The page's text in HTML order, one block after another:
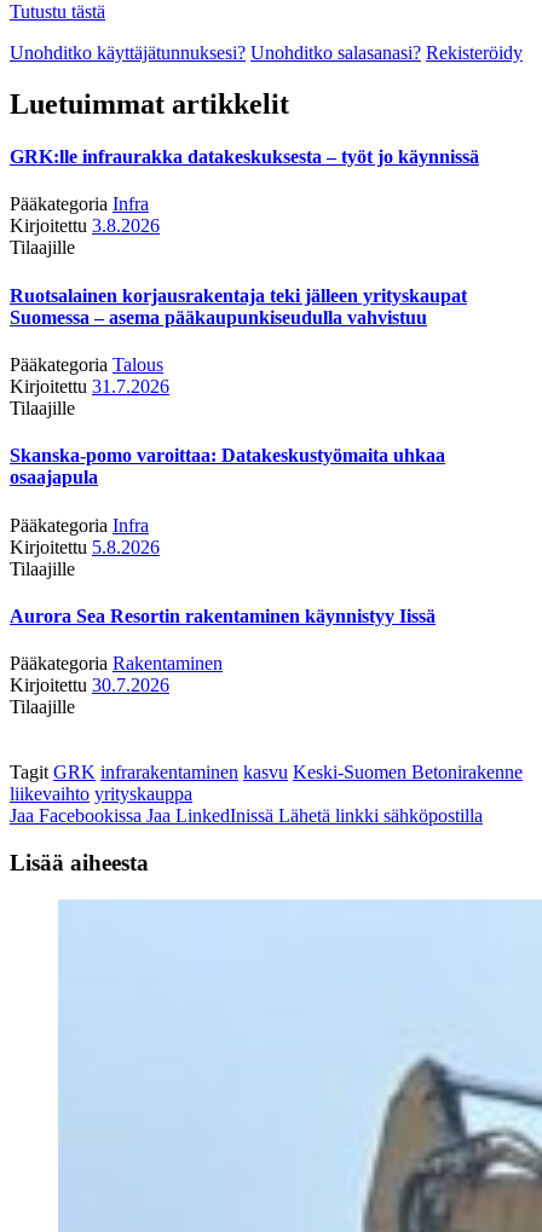
Tutustu tästä
Unohditko käyttäjätunnuksesi? Unohditko salasanasi? Rekisteröidy
Luetuimmat artikkelit
GRK:lle infraurakka datakeskuksesta – työt jo käynnissä
Pääkategoria Infra
Kirjoitettu 3.8.2026
Tilaajille
Ruotsalainen korjausrakentaja teki jälleen yrityskaupat
Suomessa – asema pääkaupunkiseudulla vahvistuu
Pääkategoria Talous
Kirjoitettu 31.7.2026
Tilaajille
Skanska-pomo varoittaa: Datakeskustyömaita uhkaa
osaajapula
Pääkategoria Infra
Kirjoitettu 5.8.2026
Tilaajille
Aurora Sea Resortin rakentaminen käynnistyy Iissä
Pääkategoria Rakentaminen
Kirjoitettu 30.7.2026
Tilaajille
Tagit GRK infrarakentaminen kasvu Keski-Suomen Betonirakenne
liikevaihto yrityskauppa
Jaa Facebookissa Jaa LinkedInissä Lähetä linkki sähköpostilla
Lisää aiheesta